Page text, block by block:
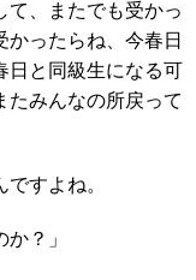
て、またでも受かっ
ったらね、今春日
日と同級生になる可
たみんなの所戻って
すよね。
？」